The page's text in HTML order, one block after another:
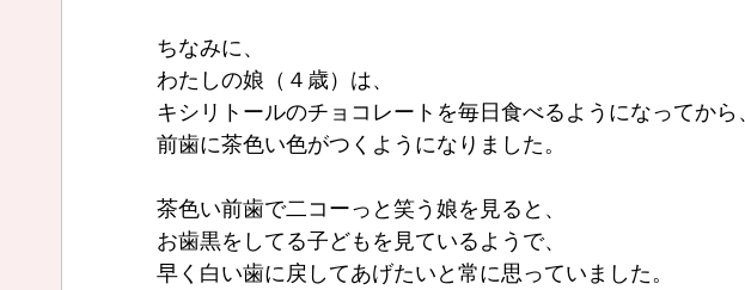
ちなみに、
わたしの娘（４歳）は、
キシリトールのチョコレートを毎日食べるようになってから、
前歯に茶色い色がつくようになりました。
茶色い前歯で二コーっと笑う娘を見ると、
お歯黒をしてる子どもを見ているようで、
早く白い歯に戻してあげたいと常に思っていました。